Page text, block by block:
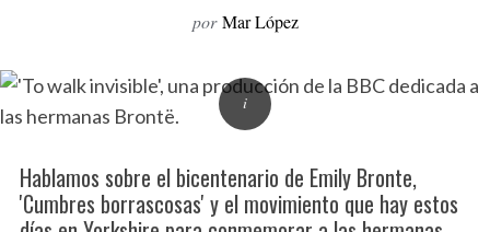
por Mar López
Hablamos sobre el bicentenario de Emily Bronte,
'Cumbres borrascosas' y el movimiento que hay estos